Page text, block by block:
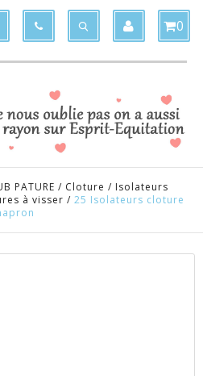
0
PATURE / Cloture / Isolateurs
à visser / 25 Isolateurs cloture
au panier x
du panier x